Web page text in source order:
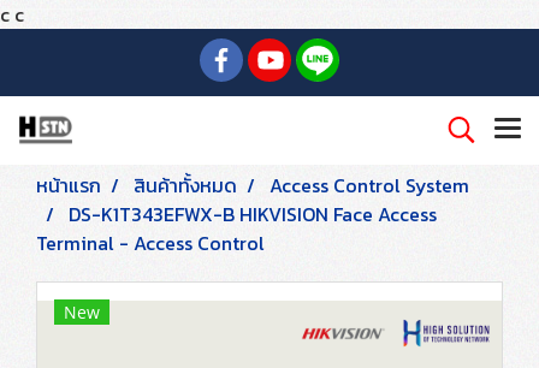
c c
หน้าแรก สินค้าทั้งหมด
Access Control System
DS-K1T343EFWX-B HIKVISION Face Access
Terminal - Access Control
New